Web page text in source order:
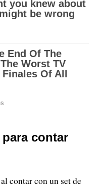
contar
contar con un set de